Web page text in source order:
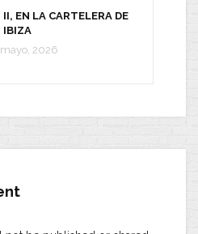
EN LA CARTELERA DE
IBIZA
2026